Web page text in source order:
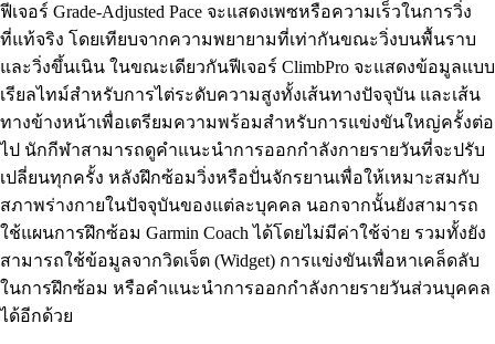
ฟีเจอร์ Grade-Adjusted Pace จะแสดงเพซหรือความเร็วในการวิ่ง
ที่แท้จริง โดยเทียบจากความพยายามที่เท่ากันขณะวิ่งบนพื้นราบ
และวิ่งขึ้นเนิน ในขณะเดียวกันฟีเจอร์ ClimbPro จะแสดงข้อมูลแบบ
เรียลไทม์สำหรับการไต่ระดับความสูงทั้งเส้นทางปัจจุบัน และเส้น
ทางข้างหน้าเพื่อเตรียมความพร้อมสำหรับการแข่งขันใหญ่ครั้งต่อ
ไป นักกีฬาสามารถดูคำแนะนำการออกกำลังกายรายวันที่จะปรับ
เปลี่ยนทุกครั้ง หลังฝึกซ้อมวิ่งหรือปั่นจักรยานเพื่อให้เหมาะสมกับ
สภาพร่างกายในปัจจุบันของแต่ละบุคคล นอกจากนั้นยังสามารถ
ใช้แผนการฝึกซ้อม Garmin Coach ได้โดยไม่มีค่าใช้จ่าย รวมทั้งยัง
สามารถใช้ข้อมูลจากวิดเจ็ต (Widget) การแข่งขันเพื่อหาเคล็ดลับ
ในการฝึกซ้อม หรือคำแนะนำการออกกำลังกายรายวันส่วนบุคคล
ได้อีกด้วย